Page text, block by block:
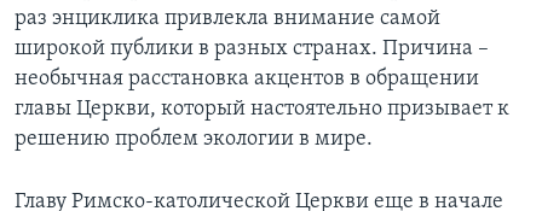
раз энциклика привлекла внимание самой
широкой публики в разных странах. Причина –
необычная расстановка акцентов в обращении
главы Церкви, который настоятельно призывает к
решению проблем экологии в мире.
Главу Римско-католической Церкви еще в начале